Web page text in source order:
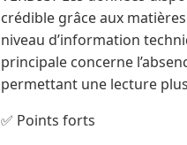
crédible grâce aux
niveau d’information
principale concerne
permettant une lecture
✅ Points forts